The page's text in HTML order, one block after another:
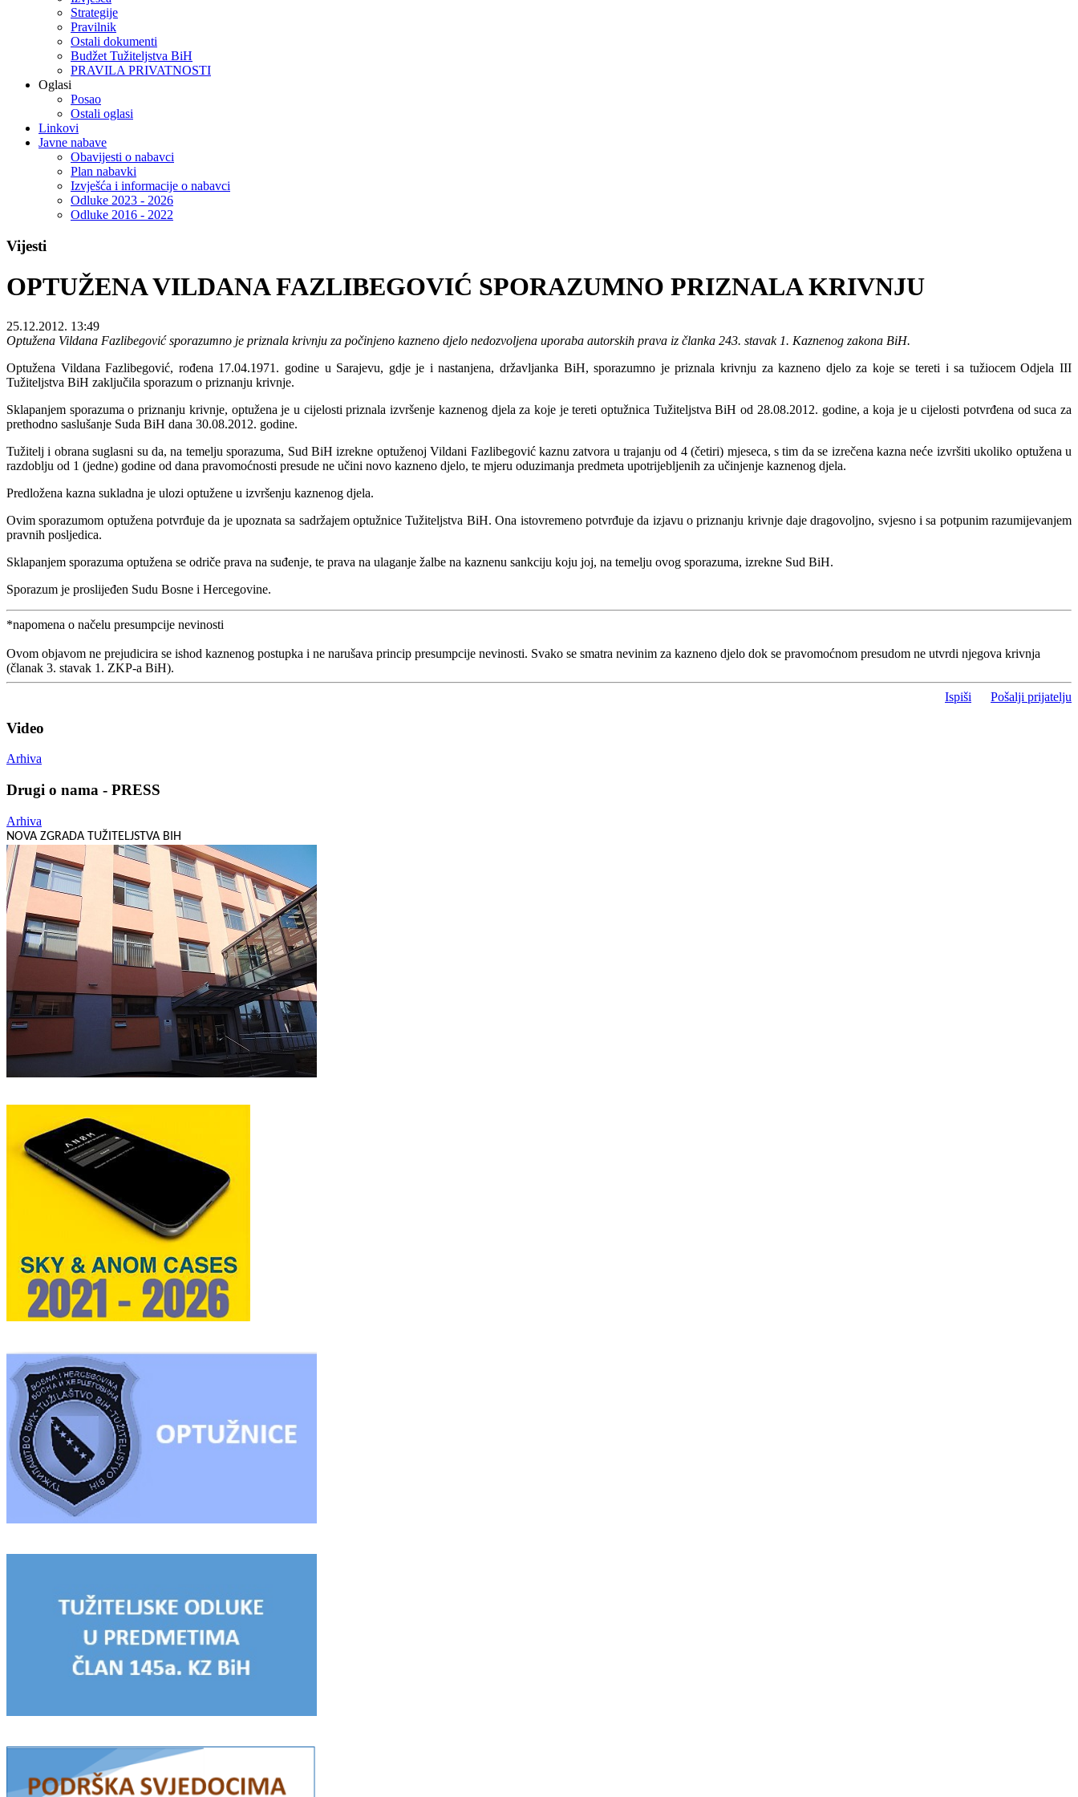
Strategije
Pravilnik
Ostali dokumenti
Budžet Tužiteljstva BiH
PRAVILA PRIVATNOSTI
Oglasi
Posao
Ostali oglasi
Linkovi
Javne nabave
Obavijesti o nabavci
Plan nabavki
Izvješća i informacije o nabavci
Odluke 2023 - 2026
Odluke 2016 - 2022
Vijesti
OPTUŽENA VILDANA FAZLIBEGOVIĆ SPORAZUMNO PRIZNALA KRIVNJU
25.12.2012. 13:49
Optužena Vildana Fazlibegović sporazumno je priznala krivnju za počinjeno kazneno djelo nedozvoljena uporaba autorskih prava iz članka 243. stavak 1. Kaznenog zakona BiH.
Optužena Vildana Fazlibegović, rođena 17.04.1971. godine u Sarajevu, gdje je i nastanjena, državljanka BiH, sporazumno je priznala krivnju za kazneno djelo za koje se tereti i sa tužiocem Odjela III
Tužiteljstva BiH zaključila sporazum o priznanju krivnje.
Sklapanjem sporazuma o priznanju krivnje, optužena je u cijelosti priznala izvršenje kaznenog djela za koje je tereti optužnica Tužiteljstva BiH od 28.08.2012. godine, a koja je u cijelosti potvrđena od suca za
prethodno saslušanje Suda BiH dana 30.08.2012. godine.
Tužitelj i obrana suglasni su da, na temelju sporazuma, Sud BiH izrekne optuženoj Vildani Fazlibegović kaznu zatvora u trajanju od 4 (četiri) mjeseca, s tim da se izrečena kazna neće izvršiti ukoliko optužena u
razdoblju od 1 (jedne) godine od dana pravomoćnosti presude ne učini novo kazneno djelo, te mjeru oduzimanja predmeta upotrijebljenih za učinjenje kaznenog djela.
Predložena kazna sukladna je ulozi optužene u izvršenju kaznenog djela.
Ovim sporazumom optužena potvrđuje da je upoznata sa sadržajem optužnice Tužiteljstva BiH. Ona istovremeno potvrđuje da izjavu o priznanju krivnje daje dragovoljno, svjesno i sa potpunim razumijevanjem
pravnih posljedica.
Sklapanjem sporazuma optužena se odriče prava na suđenje, te prava na ulaganje žalbe na kaznenu sankciju koju joj, na temelju ovog sporazuma, izrekne Sud BiH.
Sporazum je proslijeđen Sudu Bosne i Hercegovine.
*napomena o načelu presumpcije nevinosti
Ovom objavom ne prejudicira se ishod kaznenog postupka i ne narušava princip presumpcije nevinosti. Svako se smatra nevinim za kazneno djelo dok se pravomoćnom presudom ne utvrdi njegova krivnja
(članak 3. stavak 1. ZKP-a BiH).
Ispiši Pošalji prijatelju
Video
Arhiva
Drugi o nama - PRESS
Arhiva
NOVA ZGRADA TUŽITELJSTVA BIH